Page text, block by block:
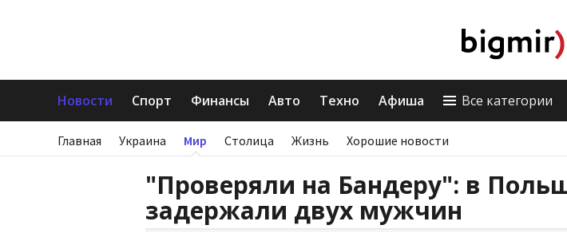
Новости Спорт Финансы Авто Техно Афиша Все категории
Главная Украина Мир Столица Жизнь Хорошие новости
"Проверяли на Бандеру": в
задержали двух мужчин